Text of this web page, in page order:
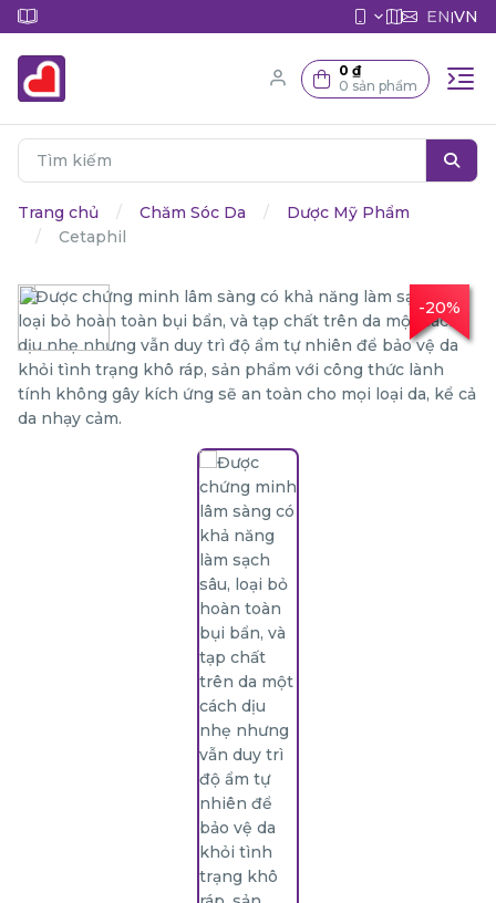
EN|VN
0 ₫
0 sản phẩm
Trang chủ Chăm Sóc Da
Dược Mỹ Phẩm
Cetaphil
-20%